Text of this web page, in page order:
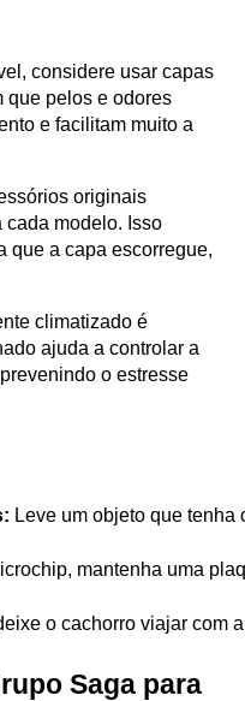
considere usar capas
que pelos e odores
e facilitam muito a
originais
cada modelo. Isso
que a capa escorregue,
climatizado é
ajuda a controlar a
o estresse
Leve um objeto que
mantenha uma
o cachorro viajar com
Saga para